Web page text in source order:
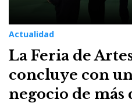
Actualidad
La Feria de
concluye con
negocio de más